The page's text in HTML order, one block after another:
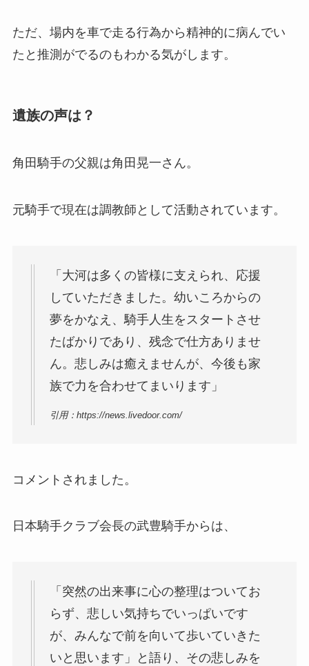
ただ、場内を車で走る行為から精神的に病んでい
たと推測がでるのもわかる気がします。
遺族の声は？
角田騎手の父親は角田晃一さん。
元騎手で現在は調教師として活動されています。
「大河は多くの皆様に支えられ、応援
していただきました。幼いころからの
夢をかなえ、騎手人生をスタートさせ
たばかりであり、残念で仕方ありませ
ん。悲しみは癒えませんが、今後も家
族で力を合わせてまいります」
引用：https://news.livedoor.com/
コメントされました。
日本騎手クラブ会長の武豊騎手からは、
「突然の出来事に心の整理はついてお
らず、悲しい気持ちでいっぱいです
が、みんなで前を向いて歩いていきた
いと思います」と語り、その悲しみを